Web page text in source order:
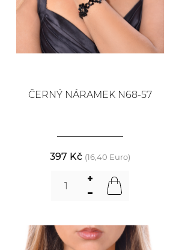
ČERNÝ NÁRAMEK N68-57
397 Kč (16,40 Euro)